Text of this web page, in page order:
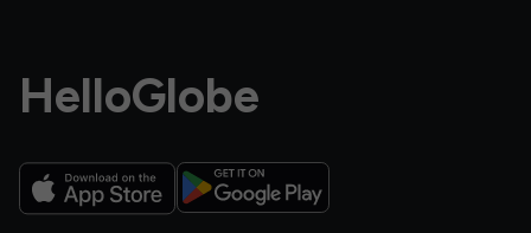
HelloGlobe